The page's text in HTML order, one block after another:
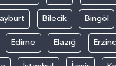
Bilecik Bingöl
Edirne Elazığ